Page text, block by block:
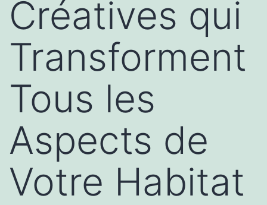
Créatives qui
Transforment
Tous les
Aspects de
Votre Habitat